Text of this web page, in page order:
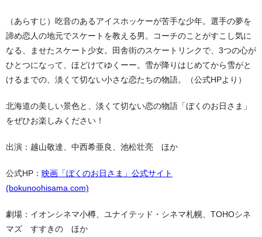
（あらすじ）吃音のあるアイスホッケーが苦手な少年。選手の夢を
諦め恋人の地元でスケートを教える男。コーチのことがすこし気に
なる、ませたスケート少女。田舎街のスケートリンクで、3つの心が
ひとつになって、ほどけてゆくーー。雪が降りはじめてから雪がと
けるまでの、淡くて切ない小さな恋たちの物語。（公式HPより）
北海道の美しい景色と、淡くて切ない恋の物語「ぼくのお日さま」
をぜひお楽しみください！
出演：越山敬達、中西希亜良、池松壮亮 ほか
公式HP： 映画「ぼくのお日さま」公式サイト
(bokunoohisama.com)
劇場：イオンシネマ小樽、ユナイテッド・シネマ札幌、TOHOシネ
マズ すすきの ほか